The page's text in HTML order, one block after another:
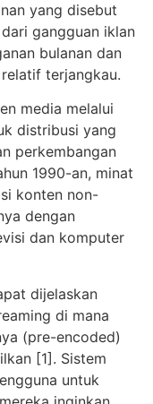
yang disebut
gangguan iklan
bulanan dan
terjangkau.
media melalui
distribusi yang
perkembangan
1990-an, minat
konten non-
dengan
dan komputer
dijelaskan
di mana
(pre-encoded)
[1]. Sistem
untuk